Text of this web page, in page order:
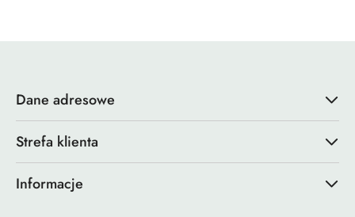
Dane adresowe
Strefa klienta
Informacje